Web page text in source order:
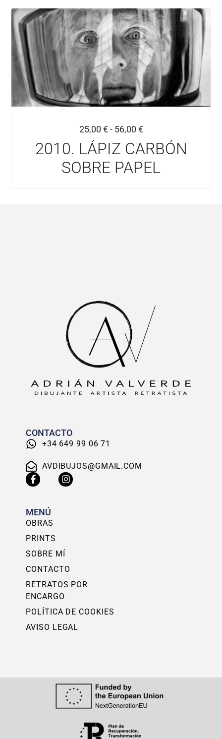
25,00 € - 56,00 €
2010. LÁPIZ CARBÓN
SOBRE PAPEL
MENÚ
OBRAS
PRINTS
SOBRE MÍ
CONTACTO
RETRATOS POR
ENCARGO
POLÍTICA DE COOKIES
AVISO LEGAL
CONTACTO
+34 649 99 06 71
AVDIBUJOS@GMAIL.COM